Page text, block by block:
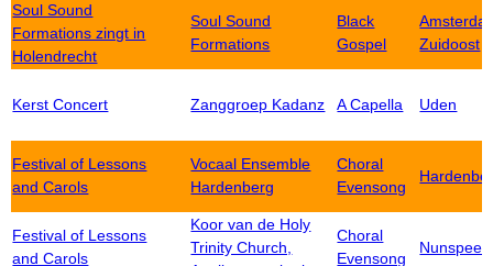
Soul Sound
Formations zingt in
Holendrecht
Soul Sound
Formations
Black
Gospel
Zuidoost
Kerst Concert Zanggroep Kadanz A Capella Uden
Festival of Lessons
and Carols
Vocaal Ensemble
Hardenberg
Choral
Evensong
Festival of Lessons
and Carols
Koor van de Holy
Trinity Church,
Choral
Evensong
Nunspeet